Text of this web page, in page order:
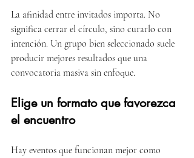
La afinidad entre invitados importa. No
significa cerrar el círculo, sino curarlo con
intención. Un grupo bien seleccionado suele
producir mejores resultados que una
convocatoria masiva sin enfoque.
Elige un formato que favorezca
el encuentro
Hay eventos que funcionan mejor como